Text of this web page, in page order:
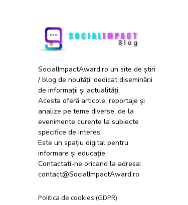
SocialImpactAward.ro un site de știri
/ blog de noutăți, dedicat diseminării
de informații și actualități.
Acesta oferă articole, reportaje și
analize pe teme diverse, de la
evenimente curente la subiecte
specifice de interes.
Este un spațiu digital pentru
informare și educație.
Contactati-ne oricand la adresa:
contact@SocialImpactAward.ro
Politica de cookies (GDPR)